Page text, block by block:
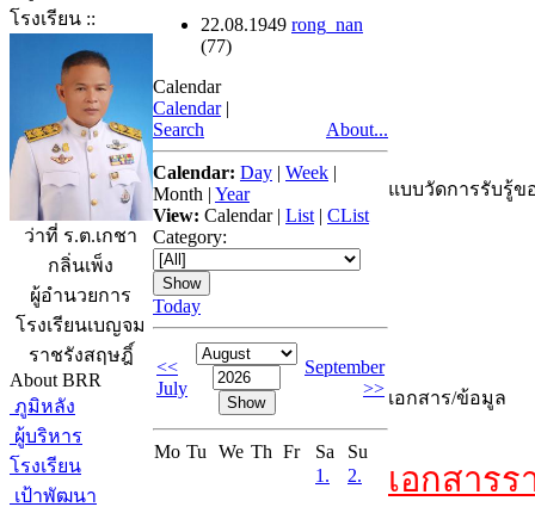
โรงเรียน ::
ว่าที่ ร.ต.เกชา
กลิ่นเพ็ง
ผู้อำนวยการ
โรงเรียนเบญจม
ราชรังสฤษฎิ์
About BRR
ภูมิหลัง
ผู้บริหาร
โรงเรียน
เป้าพัฒนา
22.08.1949 rong_nan
(77)
Calendar
Calendar |
Search
About...
Calendar: Day | Week |
Month | Year
View: Calendar| List | CList
Category:
Today
<<
July
September
>>
Mo Tu We Th Fr Sa
Su
1.
2.
แบบวัดการรับรู้ข
เอกสาร/ข้อมูล
เอกสาร